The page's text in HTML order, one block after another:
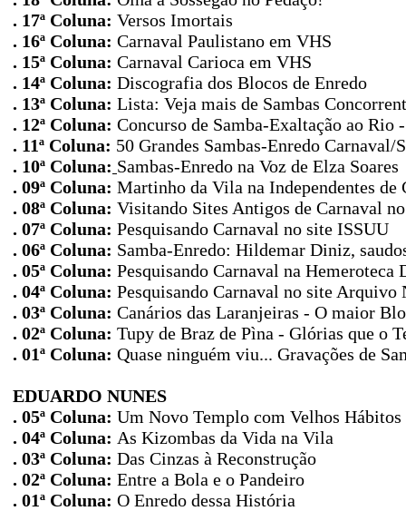
. 17ª Coluna: Versos Imortais
. 16ª Coluna: Carnaval Paulistano em VHS
. 15ª Coluna: Carnaval Carioca em VHS
. 14ª Coluna: Discografia dos Blocos de Enredo
. 13ª Coluna: Lista: Veja mais de Sambas
. 12ª Coluna: Concurso de Samba-Exaltação ao Rio
. 11ª Coluna: 50 Grandes Sambas-Enredo Carnaval/
. 10ª Coluna: Sambas-Enredo na Voz de Elza Soares
. 09ª Coluna: Martinho da Vila na Independentes de
. 08ª Coluna: Visitando Sites Antigos de Carnaval
. 07ª Coluna: Pesquisando Carnaval no site ISSUU
. 06ª Coluna: Samba-Enredo: Hildemar Diniz,
. 05ª Coluna: Pesquisando Carnaval na Hemeroteca
. 04ª Coluna: Pesquisando Carnaval no site Arquivo
. 03ª Coluna: Canários das Laranjeiras - O maior
. 02ª Coluna: Tupy de Braz de Pìna - Glórias que o
. 01ª Coluna: Quase ninguém viu... Gravações de
EDUARDO NUNES
. 05ª Coluna: Um Novo Templo com Velhos Hábitos
. 04ª Coluna: As Kizombas da Vida na Vila
. 03ª Coluna: Das Cinzas à Reconstrução
. 02ª Coluna: Entre a Bola e o Pandeiro
. 01ª Coluna: O Enredo dessa História